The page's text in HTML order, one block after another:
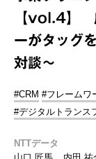
【vol.4】
ーがタッグ
対談～
#CRM #フレームワ
#デジタルトランス
NTTデータ
山口 匠馬
内田 祐